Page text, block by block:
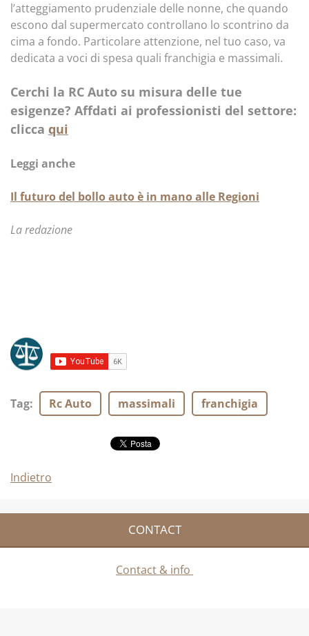
l’atteggiamento prudenziale delle nonne, che quando
escono dal supermercato controllano lo scontrino da
cima a fondo. Particolare attenzione, nel tuo caso, va
dedicata a voci di spesa quali franchigia e massimali.
Cerchi la RC Auto su misura delle tue
esigenze? Affdati ai professionisti del settore:
clicca qui
Leggi anche
Il futuro del bollo auto è in mano alle Regioni
La redazione
Tag: Rc Auto massimali franchigia
Indietro
CONTACT
Contact & info